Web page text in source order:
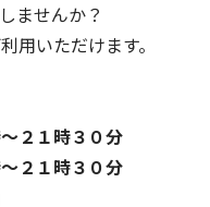
ませんか？
用いただけます。
２１時３０分
１時３０分